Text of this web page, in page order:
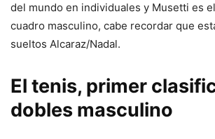
del mundo en individuales y Musetti es
cuadro masculino, cabe recordar que
sueltos Alcaraz/Nadal.
El tenis, primer
dobles masculino